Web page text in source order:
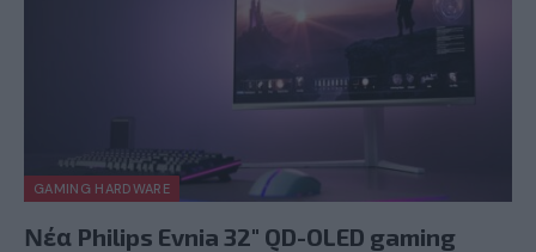
GAMING HARDWARE
Νέα Philips Evnia 32″ QD-OLED gaming